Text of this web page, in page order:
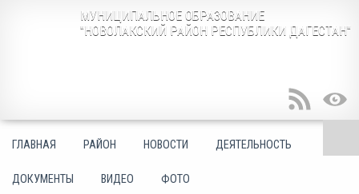
МУНИЦИПАЛЬНОЕ ОБРАЗОВАНИЕ
"НОВОЛАКСКИЙ РАЙОН РЕСПУБЛИКИ ДАГЕСТАН"
ГЛАВНАЯ РАЙОН НОВОСТИ ДЕЯТЕЛЬНОСТЬ
ДОКУМЕНТЫ ВИДЕО ФОТО